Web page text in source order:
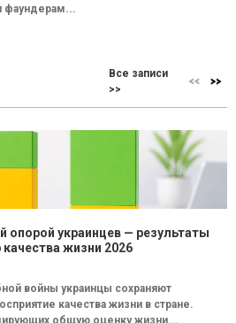
фаундерам...
Все записи
>>
опорой украинцев — результаты
жизни 2026
войны украинцы сохраняют
качества жизни в стране.
общую оценку жизни...